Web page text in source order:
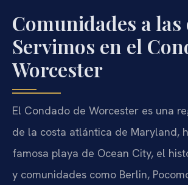
Comunidades a las
Servimos en el
Worcester
El Condado de Worcester es una
de la costa atlántica de Maryland,
famosa playa de Ocean City, el
y comunidades como Berlin,